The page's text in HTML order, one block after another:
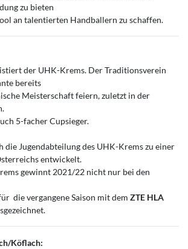
zu bieten
an talentierten Handballern zu schaffen.
der UHK-Krems. Der Traditionsverein
bereits
Meisterschaft feiern, zuletzt in der
5-facher Cupsieger.
Jugendabteilung des UHK-Krems zu einer
entwickelt.
gewinnt 2021/22 nicht nur bei den
die vergangene Saison mit dem ZTE HLA
Köflach: